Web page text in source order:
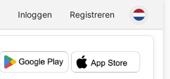
Inloggen Registreren